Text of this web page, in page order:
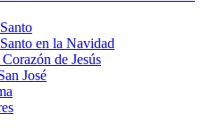
en la Navidad
de Jesús
José